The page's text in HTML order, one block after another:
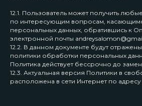
12.1. Пользователь может получить
по интересующим вопросам,
персональных данных, обратившись к
электронной почты
12.2. В данном документе будут
политики обработки персональных
Политика действует бессрочно до
12.3. Актуальная версия Политики в
расположена в сети Интернет по